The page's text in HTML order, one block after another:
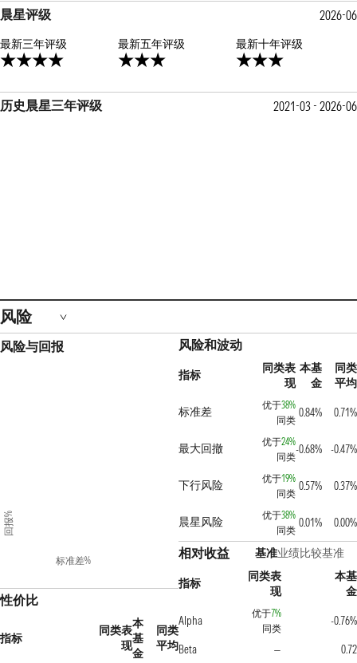
晨星评级 2026-06
最新三年评级 最新五年评级 最新十年评级
历史晨星三年评级 2021-03 - 2026-06
风险
风险与回报
标准差%
回报%
性价比
指标
同类表
现
本
基
金
同类
平均
风险和波动
指标
同类表
现
本基
金
同类
平均
标准差
优于38%
同类
0.84% 0.71%
最大回撤 优于24%
同类
-0.68% -0.47%
下行风险 优于19%
同类
0.57% 0.37%
晨星风险 优于38%
同类
0.01% 0.00%
相对收益 基准业绩比较基准
指标
同类表
现
本基
金
Alpha
优于7%
同类
-0.76%
Beta
—
0.72